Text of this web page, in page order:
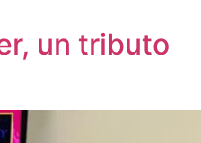
un tributo